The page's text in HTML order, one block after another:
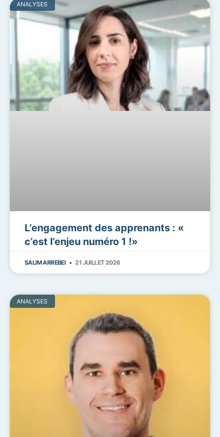
ANALYSES
L’engagement des apprenants : «
c’est l’enjeu numéro 1 !»
SALIM ARREBEI 21 JUILLET 2026
ANALYSES